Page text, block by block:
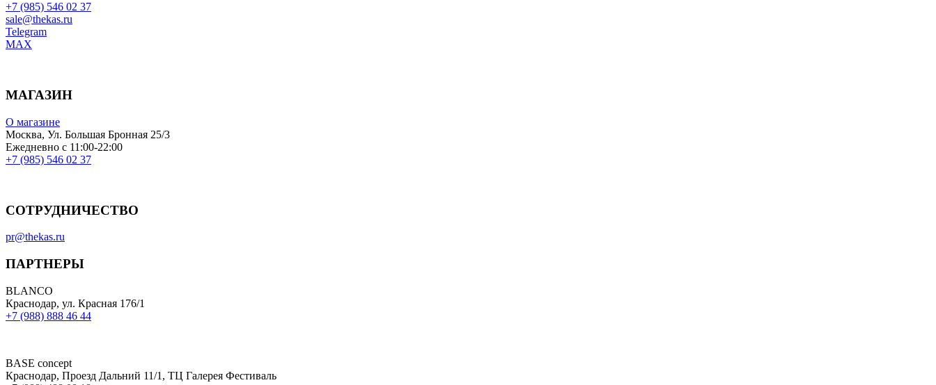
+7 (985) 546 02 37
sale@thekas.ru
Telegram
MAX
МАГАЗИН
О магазине
Москва, Ул. Большая Бронная 25/3
Ежедневно с 11:00-22:00
+7 (985) 546 02 37
СОТРУДНИЧЕСТВО
pr@thekas.ru
ПАРТНЕРЫ
BLANCO
Краснодар, ул. Красная 176/1
+7 (988) 888 46 44
BASE concept
Краснодар, Проезд Дальний 11/1, ТЦ Галерея Фестиваль